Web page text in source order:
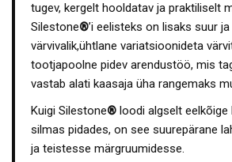
tugev, kergelt hooldatav ja praktiliselt
Silestone®’i eelisteks on lisaks suur
värvivalik,ühtlane variatsioonideta
tootjapoolne pidev arendustöö, mis
vastab alati kaasaja üha rangemaks
Kuigi Silestone® loodi algselt eelkõige
silmas pidades, on see suurepärane
ja teistesse märgruumidesse.